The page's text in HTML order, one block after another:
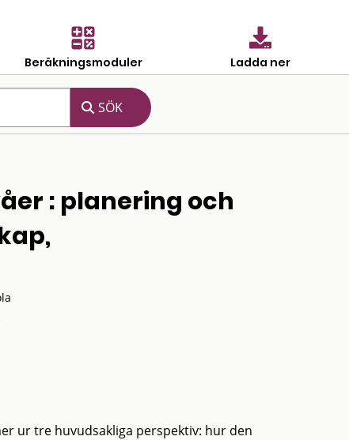
Beräkningsmoduler Ladda ner
: planering och
ur tre huvudsakliga perspektiv: hur den